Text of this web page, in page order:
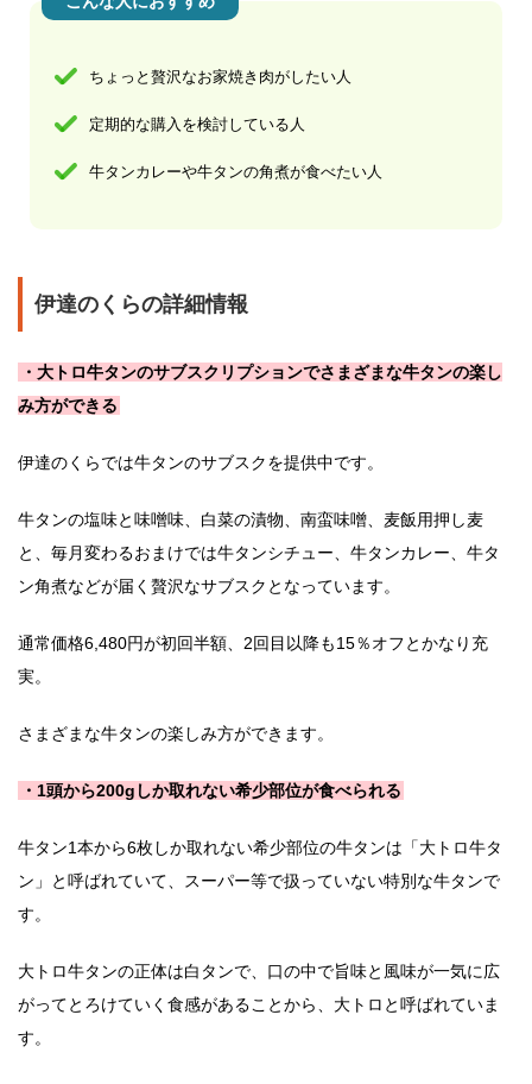
ちょっと贅沢なお家焼き肉がしたい人
定期的な購入を検討している人
牛タンカレーや牛タンの角煮が食べたい人
伊達のくらの詳細情報
・大トロ牛タンのサブスクリプションでさまざまな牛タンの楽し
み方ができる
伊達のくらでは牛タンのサブスクを提供中です。
牛タンの塩味と味噌味、白菜の漬物、南蛮味噌、麦飯用押し麦
と、毎月変わるおまけでは牛タンシチュー、牛タンカレー、牛タ
ン角煮などが届く贅沢なサブスクとなっています。
通常価格6,480円が初回半額、2回目以降も15％オフとかなり充
実。
さまざまな牛タンの楽しみ方ができます。
・1頭から200gしか取れない希少部位が食べられる
牛タン1本から6枚しか取れない希少部位の牛タンは「大トロ牛タ
ン」と呼ばれていて、スーパー等で扱っていない特別な牛タンで
す。
大トロ牛タンの正体は白タンで、口の中で旨味と風味が一気に広
がってとろけていく食感があることから、大トロと呼ばれていま
す。